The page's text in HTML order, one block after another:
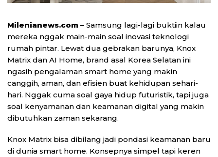
Milenianews.com – Samsung lagi-lagi buktiin kalau
mereka nggak main-main soal inovasi teknologi
rumah pintar. Lewat dua gebrakan barunya, Knox
Matrix dan AI Home, brand asal Korea Selatan ini
ngasih pengalaman smart home yang makin
canggih, aman, dan efisien buat kehidupan sehari-
hari. Nggak cuma soal gaya hidup futuristik, tapi juga
soal kenyamanan dan keamanan digital yang makin
dibutuhkan zaman sekarang.
Knox Matrix bisa dibilang jadi pondasi keamanan baru
di dunia smart home. Konsepnya simpel tapi keren